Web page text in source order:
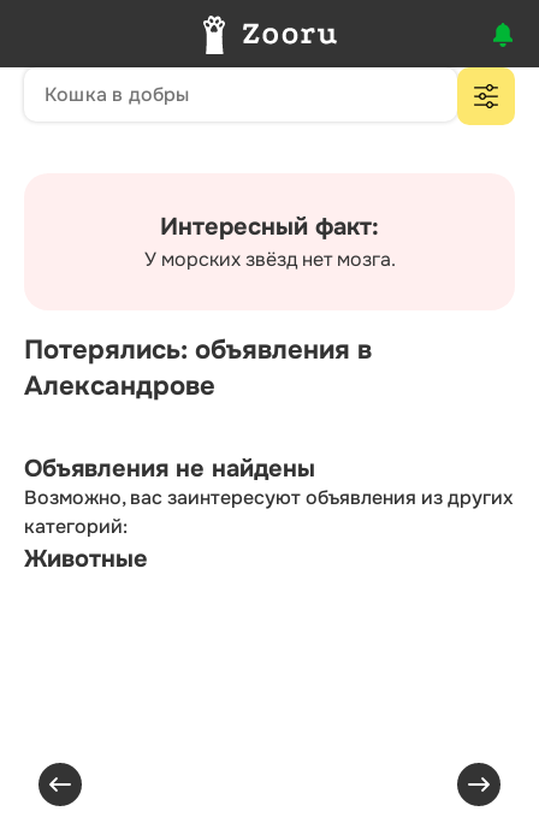
Интересный факт:
У морских звёзд нет мозга.
Потерялись: объявления в
Александрове
Объявления не найдены
Возможно, вас заинтересуют объявления из других
категорий:
Животные